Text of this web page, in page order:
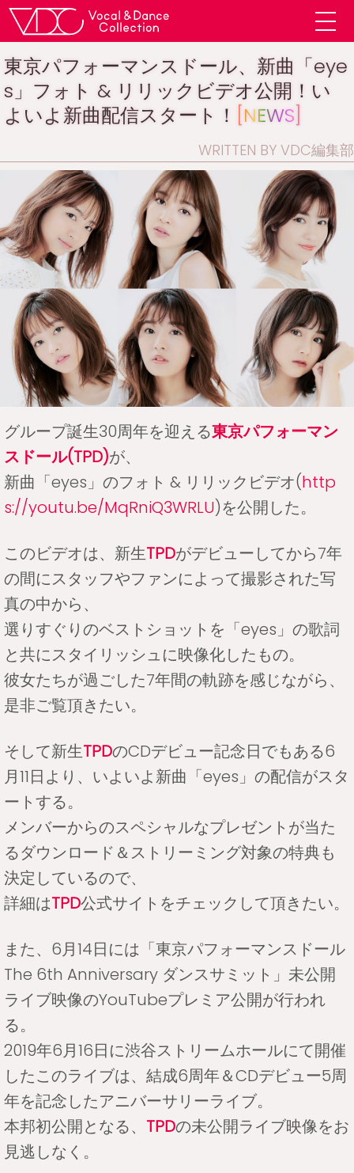
東京パフォーマンスドール、新曲「eye
s」フォト & リリックビデオ公開！い
よいよ新曲配信スタート！ [NEWS]
WRITTEN BY VDC編集部
グループ誕生30周年を迎える東京パフォーマン
スドール(TPD)が、
新曲「eyes」のフォト & リリックビデオ(http
s://youtu.be/MqRniQ3WRLU)を公開した。
このビデオは、新生TPDがデビューしてから7年
の間にスタッフやファンによって撮影された写
真の中から、
選りすぐりのベストショットを「eyes」の歌詞
と共にスタイリッシュに映像化したもの。
彼女たちが過ごした7年間の軌跡を感じながら、
是非ご覧頂きたい。
そして新生TPDのCDデビュー記念日でもある6
月11日より、いよいよ新曲「eyes」の配信がスタ
ートする。
メンバーからのスペシャルなプレゼントが当た
るダウンロード＆ストリーミング対象の特典も
決定しているので、
詳細はTPD公式サイトをチェックして頂きたい。
また、6月14日には「東京パフォーマンスドール
The 6th Anniversary ダンスサミット」未公開
ライブ映像のYouTubeプレミア公開が行われ
る。
2019年6月16日に渋谷ストリームホールにて開催
したこのライブは、結成6周年＆CDデビュー5周
年を記念したアニバーサリーライブ。
本邦初公開となる、 TPDの未公開ライブ映像をお
見逃しなく。